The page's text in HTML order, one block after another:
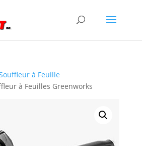
à Feuille
à Feuilles Greenworks